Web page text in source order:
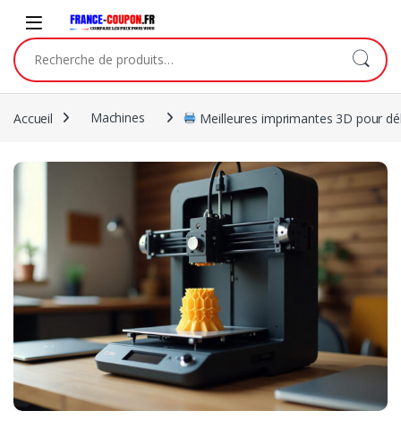
Recherche pour :
Accueil Machines Meilleures imprimantes 3D pour